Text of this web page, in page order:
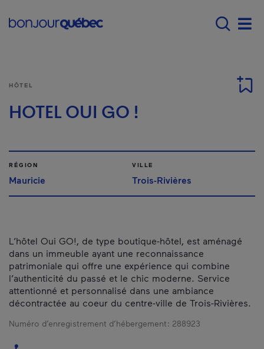
Main navigation -
HÔTEL
HOTEL OUI GO !
RÉGION
Mauricie
VILLE
Trois-Rivières
L’hôtel Oui GO!, de type boutique-hôtel, est aménagé
dans un immeuble ayant une reconnaissance
patrimoniale qui offre une expérience qui combine
l’authenticité du passé et le chic moderne. Service
attentionné et personnalisé dans une ambiance
décontractée au coeur du centre-ville de Trois-Rivières.
Numéro d’enregistrement d’hébergement : 288923